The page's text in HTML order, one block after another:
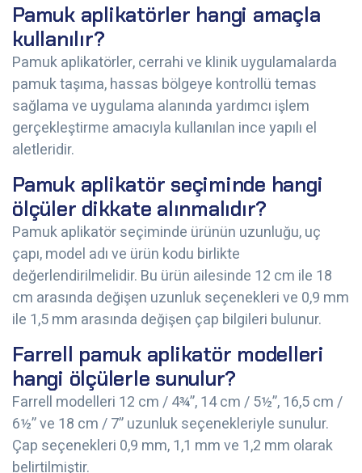
Pamuk aplikatörler hangi amaçla
kullanılır?
Pamuk aplikatörler, cerrahi ve klinik uygulamalarda
pamuk taşıma, hassas bölgeye kontrollü temas
sağlama ve uygulama alanında yardımcı işlem
gerçekleştirme amacıyla kullanılan ince yapılı el
aletleridir.
Pamuk aplikatör seçiminde hangi
ölçüler dikkate alınmalıdır?
Pamuk aplikatör seçiminde ürünün uzunluğu, uç
çapı, model adı ve ürün kodu birlikte
değerlendirilmelidir. Bu ürün ailesinde 12 cm ile 18
cm arasında değişen uzunluk seçenekleri ve 0,9 mm
ile 1,5 mm arasında değişen çap bilgileri bulunur.
Farrell pamuk aplikatör modelleri
hangi ölçülerle sunulur?
Farrell modelleri 12 cm / 4¾”, 14 cm / 5½”, 16,5 cm /
6½” ve 18 cm / 7” uzunluk seçenekleriyle sunulur.
Çap seçenekleri 0,9 mm, 1,1 mm ve 1,2 mm olarak
belirtilmiştir.